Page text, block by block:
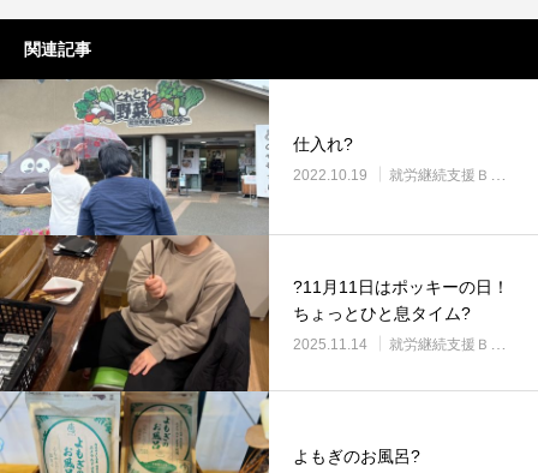
関連記事
仕入れ?
2022.10.19 就労継続支援Ｂ型・ニコプレイス
?11月11日はポッキーの日！
ちょっとひと息タイム?
2025.11.14 就労継続支援Ｂ型・ニコプレイス
よもぎのお風呂?